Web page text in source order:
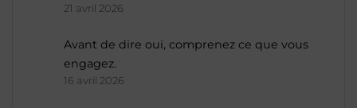
21 avril 2026
Avant de dire oui, comprenez ce que vous
engagez.
16 avril 2026